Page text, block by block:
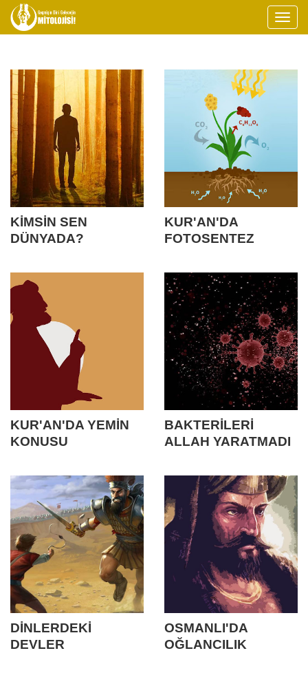
KİMSİN SEN
DÜNYADA?
KUR'AN'DA
FOTOSENTEZ
KUR'AN'DA YEMİN
KONUSU
BAKTERİLERİ
ALLAH YARATMADI
DİNLERDEKİ
DEVLER
OSMANLI'DA
OĞLANCILIK